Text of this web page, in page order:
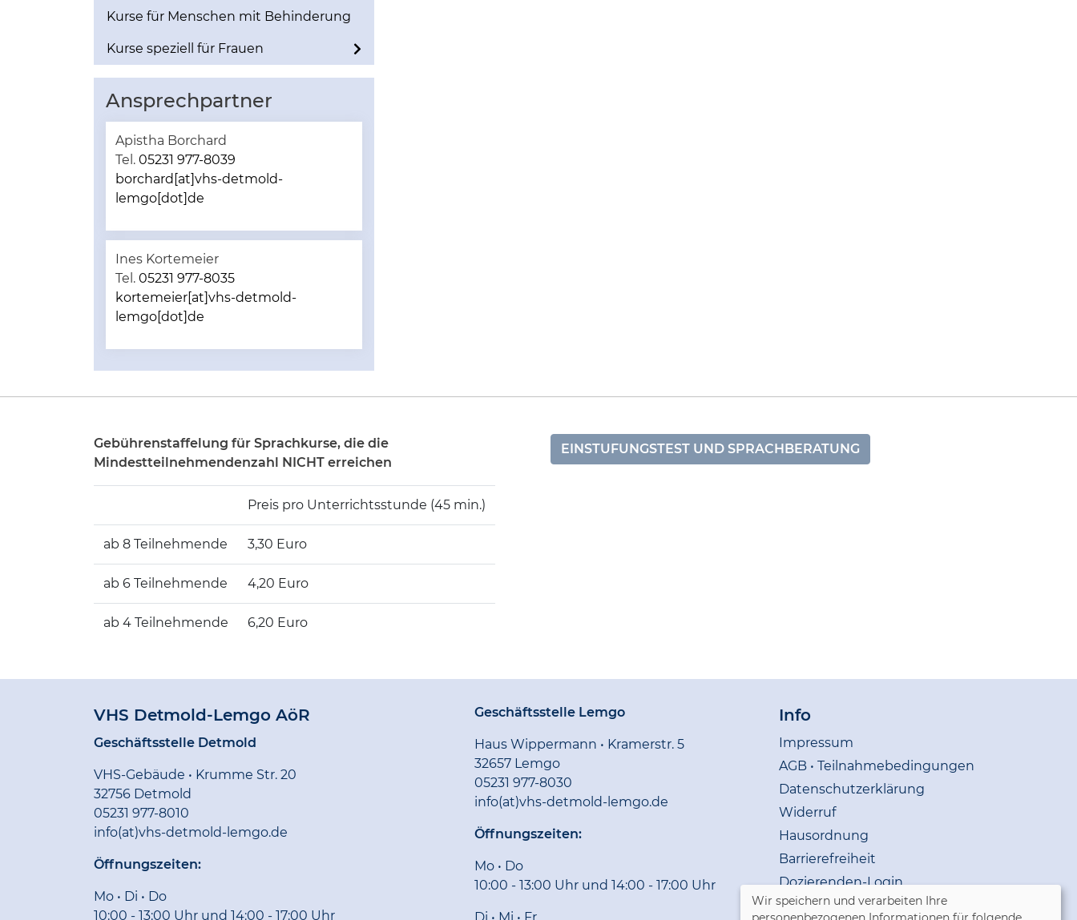
Kurse für Menschen mit Behinderung
Kurse speziell für Frauen
Ansprechpartner
Apistha Borchard
Tel. 05231 977-8039
borchard[at]vhs-detmold-
lemgo[dot]de
Ines Kortemeier
Tel. 05231 977-8035
kortemeier[at]vhs-detmold-
lemgo[dot]de
Gebührenstaffelung für Sprachkurse, die die
Mindestteilnehmendenzahl NICHT erreichen
Preis pro Unterrichtsstunde (45 min.)
ab 8 Teilnehmende 3,30 Euro
ab 6 Teilnehmende 4,20 Euro
ab 4 Teilnehmende 6,20 Euro
EINSTUFUNGSTEST UND SPRACHBERATUNG
VHS Detmold-Lemgo AöR
Geschäftsstelle Detmold
VHS-Gebäude • Krumme Str. 20
32756 Detmold
05231 977-8010
info(at)vhs-detmold-lemgo.de
Öffnungszeiten:
Mo • Di • Do
10:00 - 13:00 Uhr und 14:00 - 17:00 Uhr
Geschäftsstelle Lemgo
Haus Wippermann • Kramerstr. 5
32657 Lemgo
05231 977-8030
info(at)vhs-detmold-lemgo.de
Öffnungszeiten:
Mo • Do
10:00 - 13:00 Uhr und 14:00 - 17:00 Uhr
Info
Impressum
AGB • Teilnahmebedingungen
Datenschutzerklärung
Widerruf
Hausordnung
Barrierefreiheit
Dozierenden-Login
Wir speichern und verarbeiten Ihre